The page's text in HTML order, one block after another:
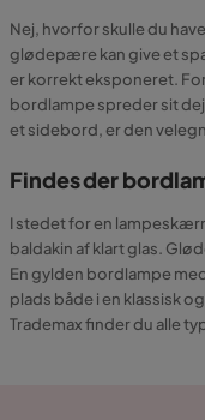
Nej, hvorfor skulle du
glødepære kan give et
er korrekt eksponeret.
bordlampe spreder sit
et sidebord, er den
Findes der
I stedet for en
baldakin af klart glas.
En gylden bordlampe
plads både i en klassisk
Trademax finder du alle